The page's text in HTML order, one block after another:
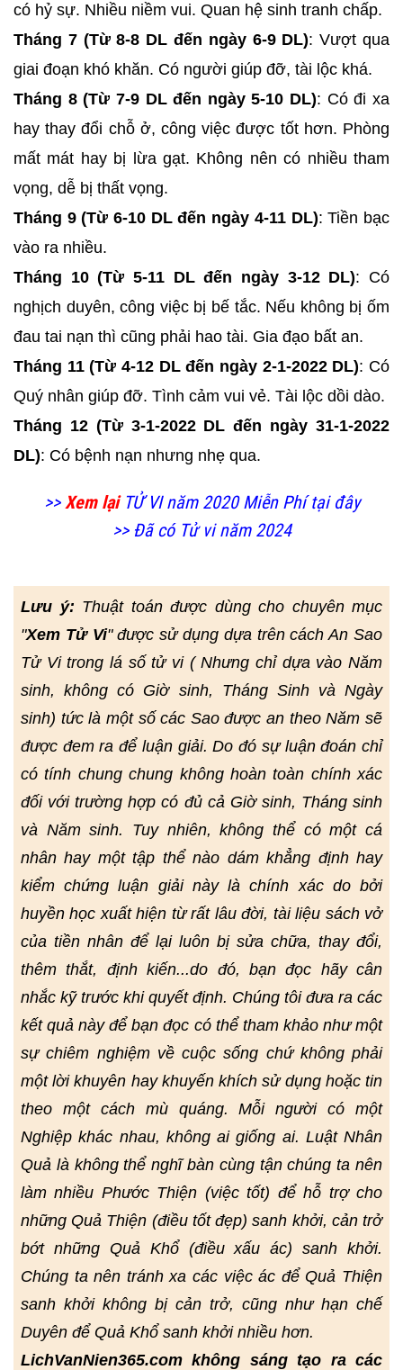
có hỷ sự. Nhiều niềm vui. Quan hệ sinh tranh chấp.
Tháng 7 (Từ 8-8 DL đến ngày 6-9 DL): Vượt qua
giai đoạn khó khăn. Có người giúp đỡ, tài lộc khá.
Tháng 8 (Từ 7-9 DL đến ngày 5-10 DL): Có đi xa
hay thay đổi chỗ ở, công việc được tốt hơn. Phòng
mất mát hay bị lừa gạt. Không nên có nhiều tham
vọng, dễ bị thất vọng.
Tháng 9 (Từ 6-10 DL đến ngày 4-11 DL): Tiền bạc
vào ra nhiều.
Tháng 10 (Từ 5-11 DL đến ngày 3-12 DL): Có
nghịch duyên, công việc bị bế tắc. Nếu không bị ốm
đau tai nạn thì cũng phải hao tài. Gia đạo bất an.
Tháng 11 (Từ 4-12 DL đến ngày 2-1-2022 DL): Có
Quý nhân giúp đỡ. Tình cảm vui vẻ. Tài lộc dồi dào.
Tháng 12 (Từ 3-1-2022 DL đến ngày 31-1-2022
DL): Có bệnh nạn nhưng nhẹ qua.
>>Xem lạiTỬ VI năm 2020 Miễn Phí tại đây
>> Đã có Tử vi năm 2024
Lưu ý: Thuật toán được dùng cho chuyên mục
"Xem Tử Vi" được sử dụng dựa trên cách An Sao
Tử Vi trong lá số tử vi ( Nhưng chỉ dựa vào Năm
sinh, không có Giờ sinh, Tháng Sinh và Ngày
sinh) tức là một số các Sao được an theo Năm sẽ
được đem ra để luận giải. Do đó sự luận đoán chỉ
có tính chung chung không hoàn toàn chính xác
đối với trường hợp có đủ cả Giờ sinh, Tháng sinh
và Năm sinh. Tuy nhiên, không thể có một cá
nhân hay một tập thể nào dám khẳng định hay
kiểm chứng luận giải này là chính xác do bởi
huyền học xuất hiện từ rất lâu đời, tài liệu sách vở
của tiền nhân để lại luôn bị sửa chữa, thay đổi,
thêm thắt, định kiến...do đó, bạn đọc hãy cân
nhắc kỹ trước khi quyết định. Chúng tôi đưa ra các
kết quả này để bạn đọc có thể tham khảo như một
sự chiêm nghiệm về cuộc sống chứ không phải
một lời khuyên hay khuyến khích sử dụng hoặc tin
theo một cách mù quáng. Mỗi người có một
Nghiệp khác nhau, không ai giống ai. Luật Nhân
Quả là không thể nghĩ bàn cùng tận chúng ta nên
làm nhiều Phước Thiện (việc tốt) để hỗ trợ cho
những Quả Thiện (điều tốt đẹp) sanh khởi, cản trở
bớt những Quả Khổ (điều xấu ác) sanh khởi.
Chúng ta nên tránh xa các việc ác để Quả Thiện
sanh khởi không bị cản trở, cũng như hạn chế
Duyên để Quả Khổ sanh khởi nhiều hơn.
LichVanNien365.com không sáng tạo ra các